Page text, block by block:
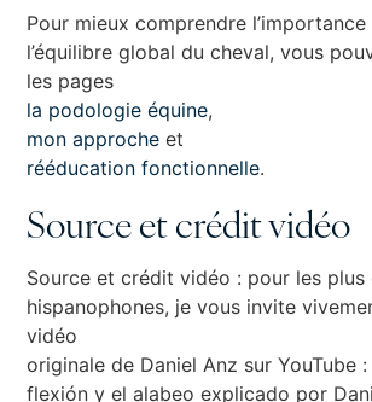
Pour mieux comprendre
l’équilibre global du cheval, vous
les pages
la podologie équine,
mon approche et
rééducation fonctionnelle.
Source et crédit vidéo
Source et crédit vidéo : pour les plus
hispanophones, je vous invite
vidéo
originale de Daniel Anz sur YouTube
flexión y el alabeo explicado por